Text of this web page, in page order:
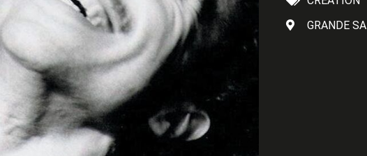
GRANDE